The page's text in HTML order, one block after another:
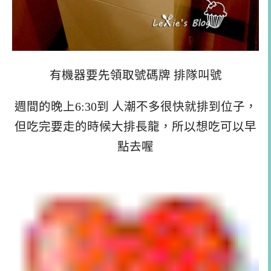
有機器要先領取號碼牌 排隊叫號
週間的晚上6:30到 人潮不多很快就排到位子，
但吃完要走的時候大排長龍，所以想吃可以早
點去喔